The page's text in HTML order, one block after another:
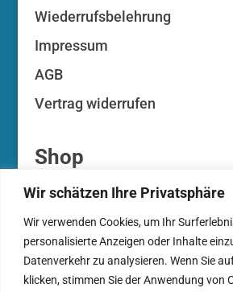
Wir schätzen Ihre Privatsphäre
Wir verwenden Cookies, um Ihr
personalisierte Anzeigen oder Inhalte
Datenverkehr zu analysieren. Wenn Sie
klicken, stimmen Sie der Anwendung von
Wiederrufsbelehrung
Impressum
AGB
Vertrag widerrufen
Shop
Ihr Konto
Ihre Auktionen
Zahlungsarten
Warenkorb